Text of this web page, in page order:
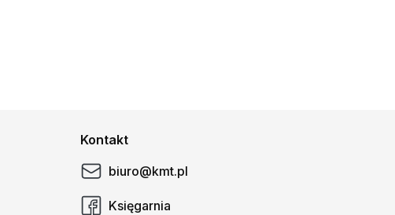
Kontakt
biuro@kmt.pl
Księgarnia